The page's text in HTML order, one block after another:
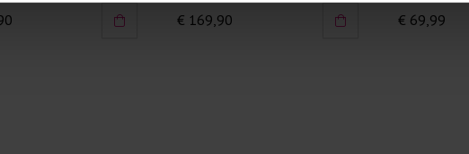
Was zo
€ 169,90 € 69,99